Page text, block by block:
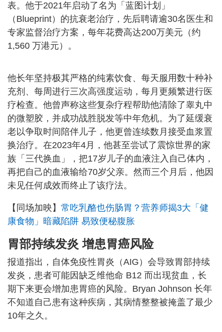
表。他于2021年启动了名为「蓝图计划」
（Blueprint）的抗衰老治疗，先后聘请逾30名医生和
专家监督治疗方案，每年花费高达200万美元（约
1,560 万港元）。
他长年坚持极其严格的纯素饮食、每天服用数十种补
充剂、每周进行三次高强度运动，每月更频繁进行医
疗检查。他曾声称这些复杂疗程帮助他清除了睾丸中
的微塑胶，并成功战胜脱发等中年危机。为了延缓衰
老以争取时间陪伴儿子，他更曾连续数月接受血浆置
换治疗。在2023年4月，他甚至尝试了震惊世界的家
族「三代换血」，把17岁儿子的血液注入自己体内，
再把自己的血液输给70岁父亲。然而三个月后，他因
未见任何成效而终止了该疗法。
【同场加映】 常吃乳酪也伤肠胃？营养师揭3大「健
康食物」暗藏陷阱 易致便秘腹胀
胃部持续发炎 增患胃癌风险
报道指出，自体免疫性胃炎（AIG）会导致胃部持续
发炎，患者可能因缺乏维他命 B12 而出现贫血，长
期下来更会增加患胃癌的风险。Bryan Johnson 长年
不知道自己患有这种疾病，其病情整整被掩盖了最少
10年之久。